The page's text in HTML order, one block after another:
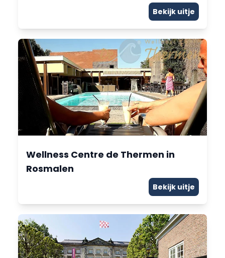
Bekijk uitje
Wellness Centre de Thermen in
Rosmalen
Bekijk uitje